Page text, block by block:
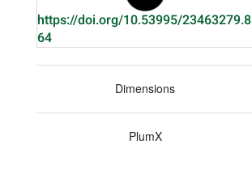
https://doi.org/10.53995/23463279.8
64
Dimensions
PlumX